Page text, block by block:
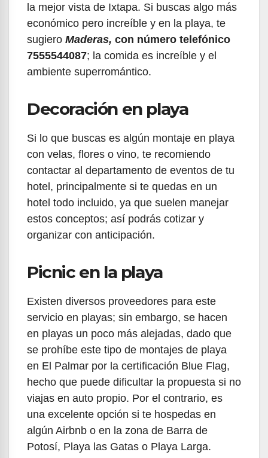
la mejor vista de Ixtapa. Si buscas algo más
económico pero increíble y en la playa, te
sugiero Maderas, con número telefónico
7555544087; la comida es increíble y el
ambiente superromántico.
Decoración en playa
Si lo que buscas es algún montaje en playa
con velas, flores o vino, te recomiendo
contactar al departamento de eventos de tu
hotel, principalmente si te quedas en un
hotel todo incluido, ya que suelen manejar
estos conceptos; así podrás cotizar y
organizar con anticipación.
Picnic en la playa
Existen diversos proveedores para este
servicio en playas; sin embargo, se hacen
en playas un poco más alejadas, dado que
se prohíbe este tipo de montajes de playa
en El Palmar por la certificación Blue Flag,
hecho que puede dificultar la propuesta si no
viajas en auto propio. Por el contrario, es
una excelente opción si te hospedas en
algún Airbnb o en la zona de Barra de
Potosí, Playa las Gatas o Playa Larga.